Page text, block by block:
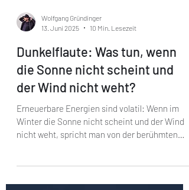
Wolfgang Gründinger
Dunkelflaute: Was tun, wenn
die Sonne nicht scheint und